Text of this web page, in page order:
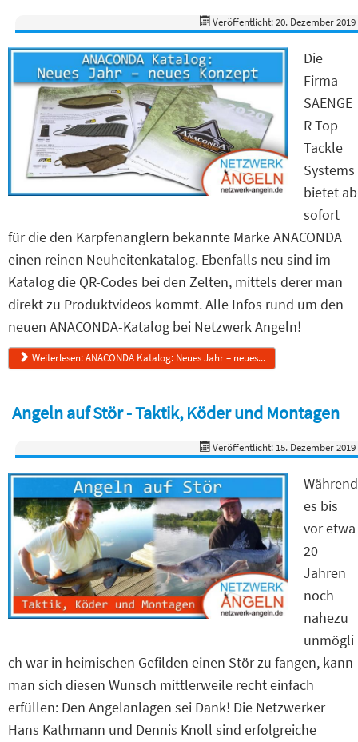
Veröffentlicht: 20. Dezember 2019
Die
Firma
SAENGE
R Top
Tackle
Systems
bietet ab
sofort
für die den Karpfenanglern bekannte Marke ANACONDA
einen reinen Neuheitenkatalog. Ebenfalls neu sind im
Katalog die QR-Codes bei den Zelten, mittels derer man
direkt zu Produktvideos kommt. Alle Infos rund um den
neuen ANACONDA-Katalog bei Netzwerk Angeln!
Weiterlesen: ANACONDA Katalog: Neues Jahr – neues...
Angeln auf Stör - Taktik, Köder und Montagen
Veröffentlicht: 15. Dezember 2019
Während
es bis
vor etwa
20
Jahren
noch
nahezu
unmögli
ch war in heimischen Gefilden einen Stör zu fangen, kann
man sich diesen Wunsch mittlerweile recht einfach
erfüllen: Den Angelanlagen sei Dank! Die Netzwerker
Hans Kathmann und Dennis Knoll sind erfolgreiche